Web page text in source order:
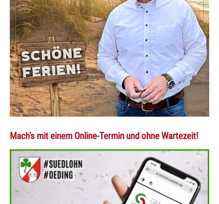
Mach's mit einem Online-Termin und ohne Wartezeit!